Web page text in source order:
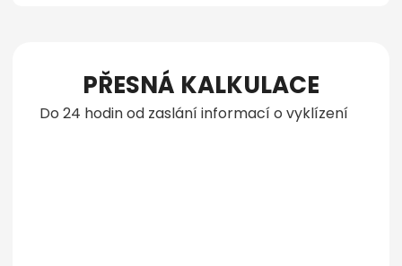
PŘESNÁ KALKULACE
Do 24 hodin od zaslání informací o vyklízení